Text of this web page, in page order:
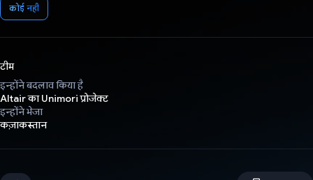
कोई नहीं
टीम
इन्होंने बदलाव किया है
Altair का Unimori प्रोजेक्ट
इन्होंने भेजा
कज़ाकस्तान